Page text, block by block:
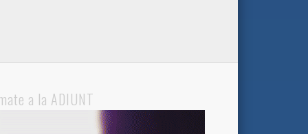
a la ADIUNT